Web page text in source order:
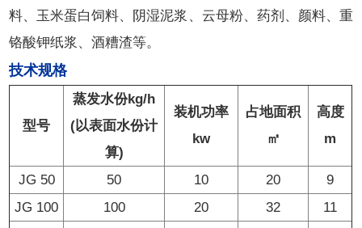
料、玉米蛋白饲料、阴湿泥浆、云母粉、药剂、颜料、重
铬酸钾纸浆、酒糟渣等。
技术规格
型号
蒸发水份kg/h
(以表面水份计
算)
装机功率
kw
占地面积
㎡
高度
m
JG 50 50 10 20
9
JG 100
100 20 32
11